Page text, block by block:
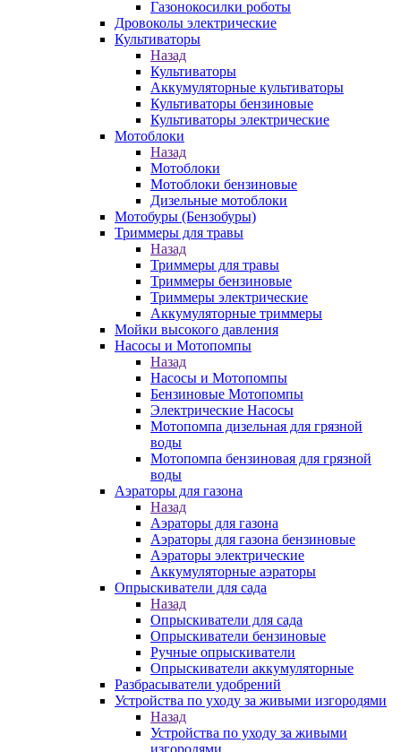
Газонокосилки роботы
Дровоколы электрические
Культиваторы
Назад
Культиваторы
Аккумуляторные культиваторы
Культиваторы бензиновые
Культиваторы электрические
Мотоблоки
Назад
Мотоблоки
Мотоблоки бензиновые
Дизельные мотоблоки
Мотобуры (Бензобуры)
Триммеры для травы
Назад
Триммеры для травы
Триммеры бензиновые
Триммеры электрические
Аккумуляторные триммеры
Мойки высокого давления
Насосы и Мотопомпы
Назад
Насосы и Мотопомпы
Бензиновые Мотопомпы
Электрические Насосы
Мотопомпа дизельная для грязной
воды
Мотопомпа бензиновая для грязной
воды
Аэраторы для газона
Назад
Аэраторы для газона
Аэраторы для газона бензиновые
Аэраторы электрические
Аккумуляторные аэраторы
Опрыскиватели для сада
Назад
Опрыскиватели для сада
Опрыскиватели бензиновые
Ручные опрыскиватели
Опрыскиватели аккумуляторные
Разбрасыватели удобрений
Устройства по уходу за живыми изгородями
Назад
Устройства по уходу за живыми
изгородями